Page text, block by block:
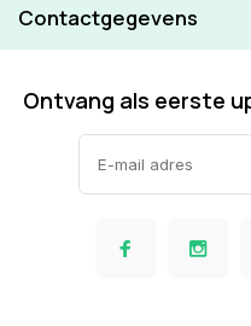
Contactgegevens
Ontvang als eerste